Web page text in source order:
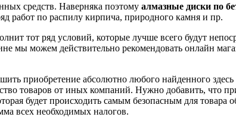
средств. Наверняка поэтому алмазные диски по
работ по распилу кирпича, природного камня и пр.
тот ряд условий, которые лучше всего будут
мы можем действительно рекомендовать онлайн
приобретение абсолютно любого найденного
товаров от иных компаний. Нужно добавить, что
будет происходить самым безопасным для товара
всех необходимых налогов.